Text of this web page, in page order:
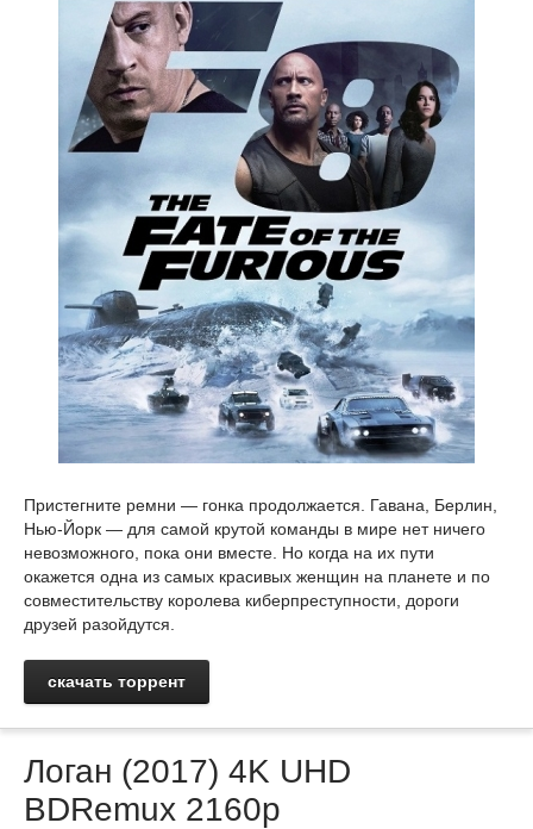
Пристегните ремни — гонка продолжается. Гавана, Берлин,
Нью-Йорк — для самой крутой команды в мире нет ничего
невозможного, пока они вместе. Но когда на их пути
окажется одна из самых красивых женщин на планете и по
совместительству королева киберпреступности, дороги
друзей разойдутся.
скачать торрент
Логан (2017) 4K UHD
BDRemux 2160p